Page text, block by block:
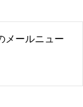
メールニュー